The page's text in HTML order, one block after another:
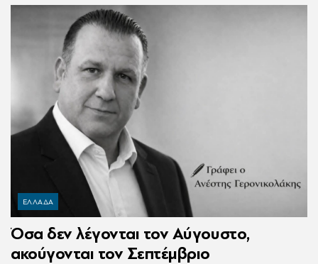
ΕΛΛΑΔΑ
Όσα δεν λέγονται τον Αύγουστο,
ακούγονται τον Σεπτέμβριο